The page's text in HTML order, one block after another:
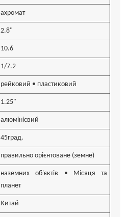
ахромат
2.8"
10.6
1/7.2
рейковий • пластиковий
1.25"
алюмінієвий
45град.
правильно орієнтоване (земне)
наземних об'єктів • Місяця та
планет
Китай